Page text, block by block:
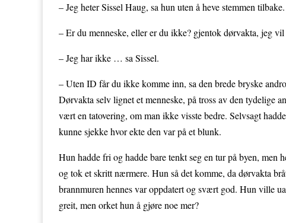
– Jeg heter Sissel Haug, sa hun uten å heve stemmen tilbake.
– Er du menneske, eller er du ikke? gjentok dørvakta, jeg
– Jeg har ikke … sa Sissel.
– Uten ID får du ikke komme inn, sa den brede bryske
Dørvakta selv lignet et menneske, på tross av den tydelige
vært en tatovering, om man ikke visste bedre. Selvsagt
kunne sjekke hvor ekte den var på et blunk.
Hun hadde fri og hadde bare tenkt seg en tur på byen, men
og tok et skritt nærmere. Hun så det komme, da dørvakta
brannmuren hennes var oppdatert og svært god. Hun ville
greit, men orket hun å gjøre noe mer?